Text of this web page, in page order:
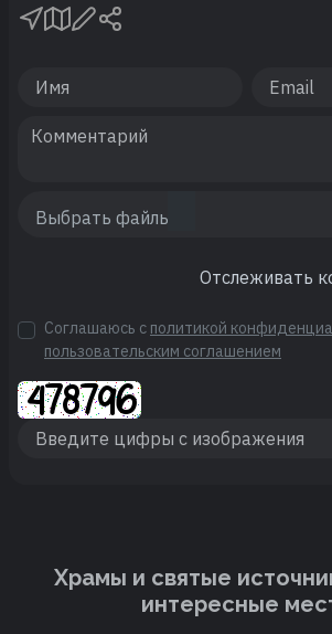
Отслеживать
Соглашаюсь с политикой
пользовательским соглашением
Храмы и святые
интересные